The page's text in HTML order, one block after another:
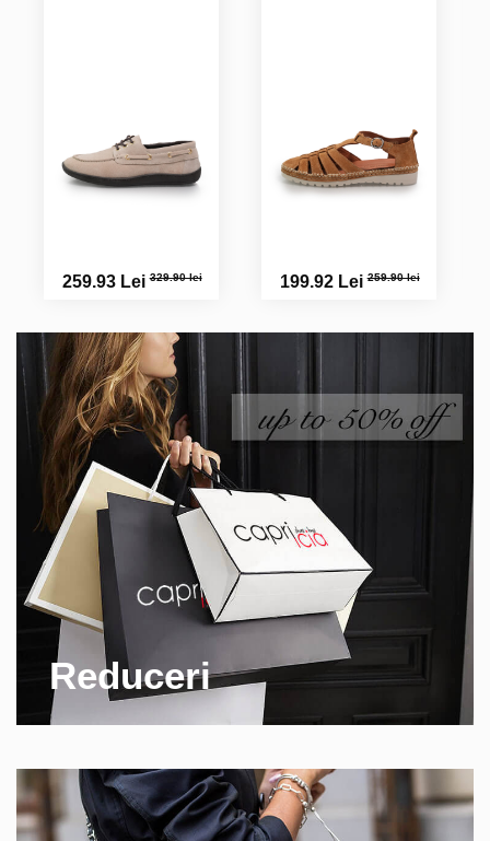
259.93 Lei329.90 lei 199.92 Lei259.90 lei
Reduceri